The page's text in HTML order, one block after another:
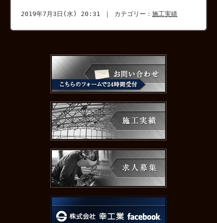
2019年7月3日(水) 20:31 ｜ カテゴリー：施工実績